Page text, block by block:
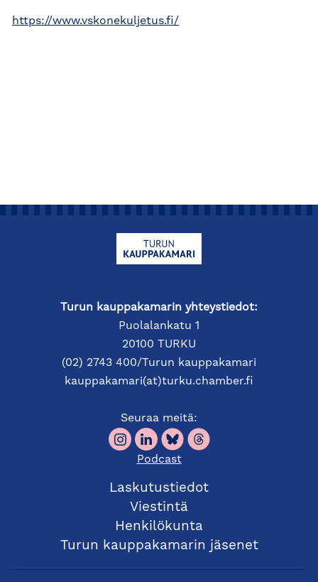
https://www.vskonekuljetus.fi/
Turun kauppakamarin yhteystiedot:
Puolalankatu 1
20100 TURKU
(02) 2743 400/Turun kauppakamari
kauppakamari(at)turku.chamber.fi
Seuraa meitä:
Podcast
Laskutustiedot
Viestintä
Henkilökunta
Turun kauppakamarin jäsenet